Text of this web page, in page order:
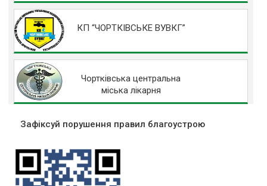
КП “ЧОРТКІВСЬКЕ ВУВКГ”
Чортківська центральна
міська лікарня
Зафіксуй порушення правил благоустрою